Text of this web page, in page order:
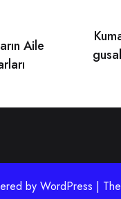
Aile
by WordPress |